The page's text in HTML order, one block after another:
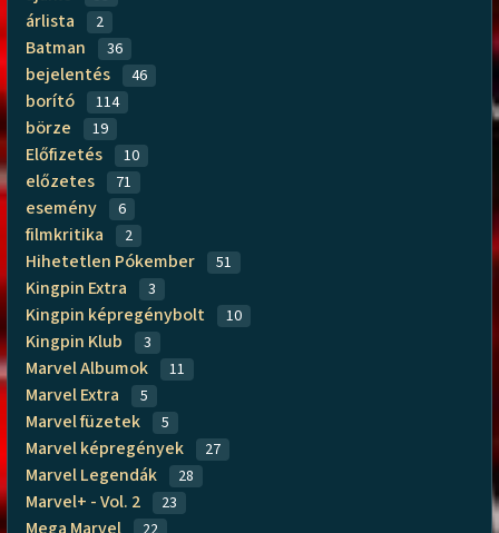
árlista 2
Batman 36
bejelentés 46
borító 114
börze 19
Előfizetés 10
előzetes 71
esemény 6
filmkritika 2
Hihetetlen Pókember 51
Kingpin Extra 3
Kingpin képregénybolt 10
Kingpin Klub 3
Marvel Albumok 11
Marvel Extra 5
Marvel füzetek 5
Marvel képregények 27
Marvel Legendák 28
Marvel+ - Vol. 2 23